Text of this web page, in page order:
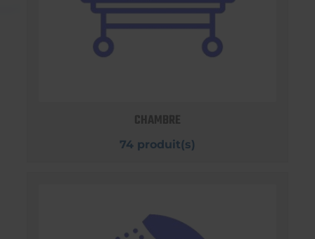
CHAMBRE
74 produit(s)